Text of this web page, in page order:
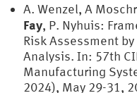
A. Wenzel, A
Fay, P. Nyhuis:
Risk Assessment
Analysis. In: 57th
Manufacturing
2024), May 29-31,